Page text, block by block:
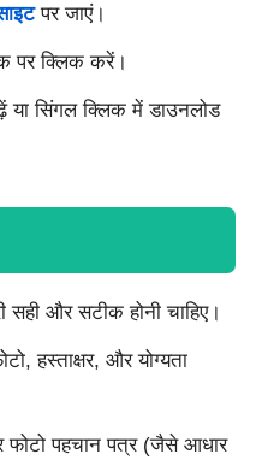
पर जाएं।
पर क्लिक करें।
या सिंगल क्लिक में डाउनलोड
और सटीक होनी चाहिए।
हस्ताक्षर, और योग्यता
फोटो पहचान पत्र (जैसे आधार